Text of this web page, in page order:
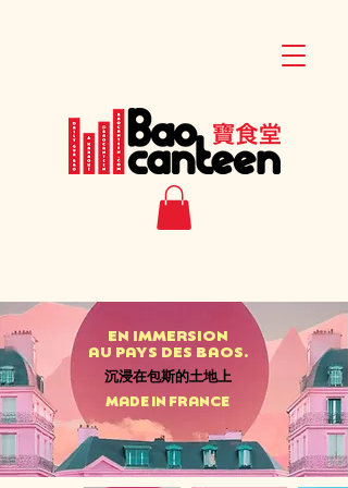
EN IMMERSION
AU PAYS DES BAOS.
沉浸在包斯的土地上
MADE IN FRANCE